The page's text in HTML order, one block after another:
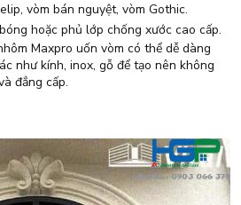
vòm bán nguyệt, vòm Gothic.
hoặc phủ lớp chống xước cao cấp.
Maxpro uốn vòm có thể dễ dàng
như kính, inox, gỗ để tạo nên không
đẳng cấp.